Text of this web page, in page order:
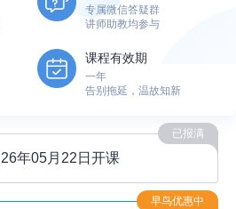
专属微信答疑群
讲师助教均参与
课程有效期
一年
告别拖延，温故知新
26年05月22日开课
已报满
早鸟优惠中